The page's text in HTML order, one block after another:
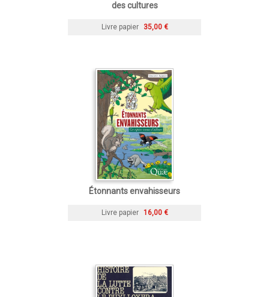
des cultures
Livre papier 35,00 €
Étonnants envahisseurs
Livre papier 16,00 €